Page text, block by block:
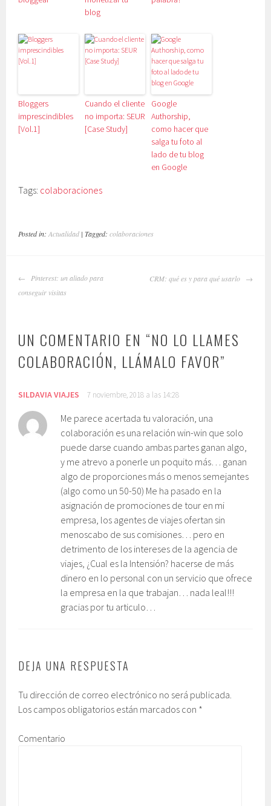
blog
Bloggers
imprescindibles
[Vol.1]
Cuando el cliente
no importa: SEUR
[Case Study]
Google
Authorship,
como hacer que
salga tu foto al
lado de tu blog
en Google
Tags: colaboraciones
Posted in:Actualidad | Tagged:colaboraciones
NAVEGADOR
DE
Pinterest: un aliado para
conseguir visitas
CRM: qué es y para qué usarlo
UN COMENTARIO EN “NO LO LLAMES
COLABORACIÓN, LLÁMALO FAVOR”
SILDAVIA VIAJES 7 noviembre, 2018 a las 14:28
Me parece acertada tu valoración, una
colaboración es una relación win-win que solo
puede darse cuando ambas partes ganan algo,
y me atrevo a ponerle un poquito más… ganan
algo de proporciones más o menos semejantes
(algo como un 50-50) Me ha pasado en la
asignación de promociones de tour en mi
empresa, los agentes de viajes ofertan sin
menoscabo de sus comisiones… pero en
detrimento de los intereses de la agencia de
viajes, ¿Cual es la Intensión? hacerse de más
dinero en lo personal con un servicio que ofrece
la empresa en la que trabajan… nada leal!!!
gracias por tu articulo…
DEJA UNA RESPUESTA
Tu dirección de correo electrónico no será publicada.
Los campos obligatorios están marcados con *
Comentario